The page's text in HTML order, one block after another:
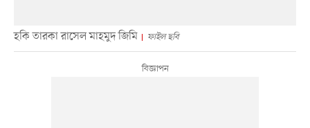
হকি তারকা রাসেল মাহমুদ জিমি ফাইল ছবি